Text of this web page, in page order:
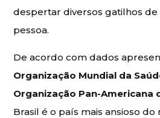
despertar diversos gatilhos de
pessoa.
De acordo com dados
Organização Mundial da
Organização Pan-Americana
Brasil é o país mais ansioso